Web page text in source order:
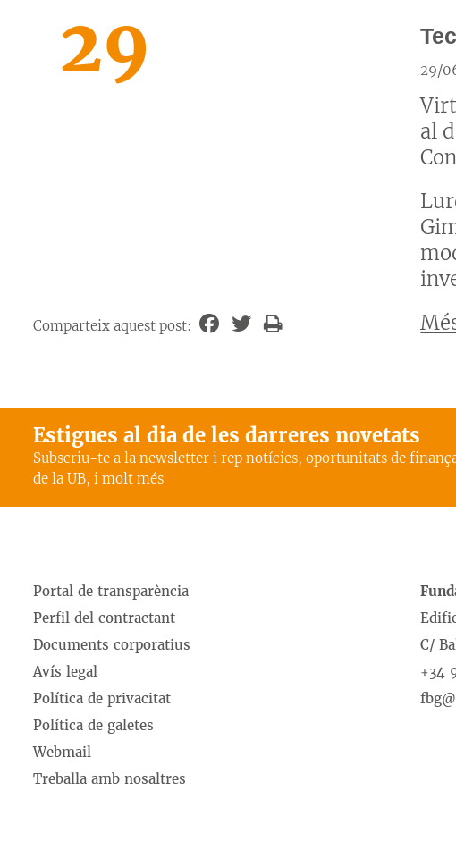
29 29/
al
Comparteix aquest post:
Estigues al dia de les darreres novetats
Subscriu-te a la newsletter i rep notícies, oportunitats de
de la UB, i molt més
Portal de transparència
Perfil del contractant
Documents corporatius
Avís legal
Política de privacitat
Política de galetes
Webmail
Treballa amb nosaltres
C/
+34